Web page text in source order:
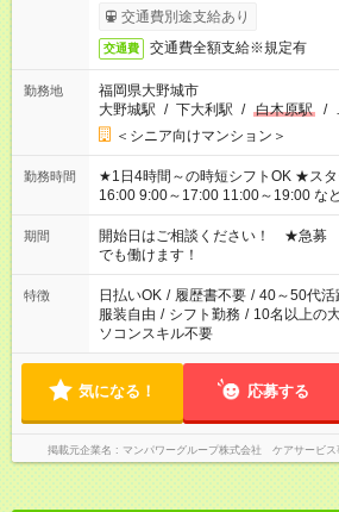
了次第のお支払いとなります。
交通費別途支給あり
交通費 交通費全額支給※規定有
勤務地
福岡県大野城市
大野城駅 / 下大利駅 / 白木原駅 /
＜シニア向けマンション＞
勤務時間
★1日4時間～の時短シフトOK ★スタート時間選べます！ 7:00～
16:00 9:00～17:00 11:00～19:00 など 残業な
場合、他のお仕事と合わせ週40時間
ん ※法令に基づき、週20時間以上勤
となります ※労働者派遣法（日雇い
短時間・短期間の就業はご案内が難
期間
開始日はご相談ください！ ★急募
でも働けます！
特徴 日払いOK / 履歴書不要 / 40～50代活
服装自由 / シフト勤務 / 10名以上の
ソコンスキル不要
気になる！ 応募する
掲載元企業名 マンパワーグループ株式会社 ケアサービ